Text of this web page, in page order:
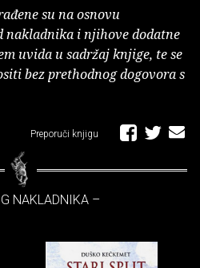
su na osnovu
nakladnika i njihove dodatne
uvida u sadržaj knjige, te se
bez prethodnog dogovora s
Preporuči knjigu
NAKLADNIKA –